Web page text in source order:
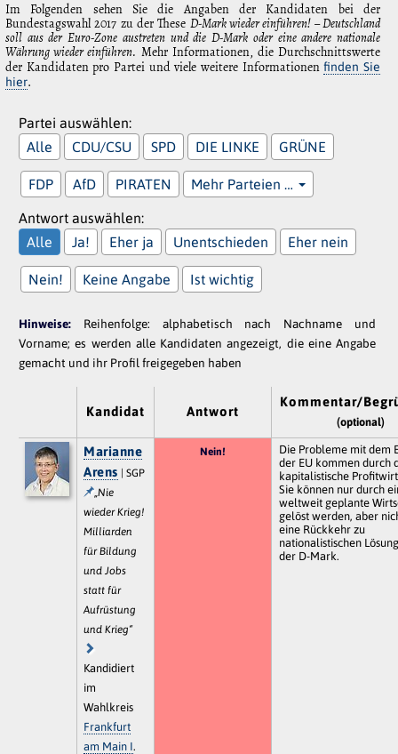
Im Folgenden sehen Sie die Angaben der Kandidaten bei der
Bundestagswahl 2017 zu der These D-Mark wieder einführen! – Deutschland
soll aus der Euro-Zone austreten und die D-Mark oder eine andere nationale
Währung wieder einführen. Mehr Informationen, die Durchschnittswerte
der Kandidaten pro Partei und viele weitere Informationenfinden Sie
hier.
Partei auswählen:
Alle
CDU/CSU SPD DIE LINKE GRÜNE
FDP AfD PIRATEN Mehr Parteien …
Antwort auswählen:
Alle
Ja! Eher ja Unentschieden Eher nein
Nein! Keine Angabe Ist wichtig
Hinweise: Reihenfolge: alphabetisch nach Nachname und
Vorname; es werden alle Kandidaten angezeigt, die eine Angabe
gemacht und ihr Profil freigegeben haben
Kandidat Antwort
Kommentar/
(optional)
Marianne
Arens | SGP
„Nie
wieder Krieg!
Milliarden
für Bildung
und Jobs
statt für
Aufrüstung
und Krieg“
Kandidiert
im
Wahlkreis
Frankfurt
am Main I.
Nein!
Die Probleme mit dem
der EU kommen durch
kapitalistische
Sie können nur durch
weltweit geplante
gelöst werden, aber
eine Rückkehr zu
nationalistischen
der D-Mark.